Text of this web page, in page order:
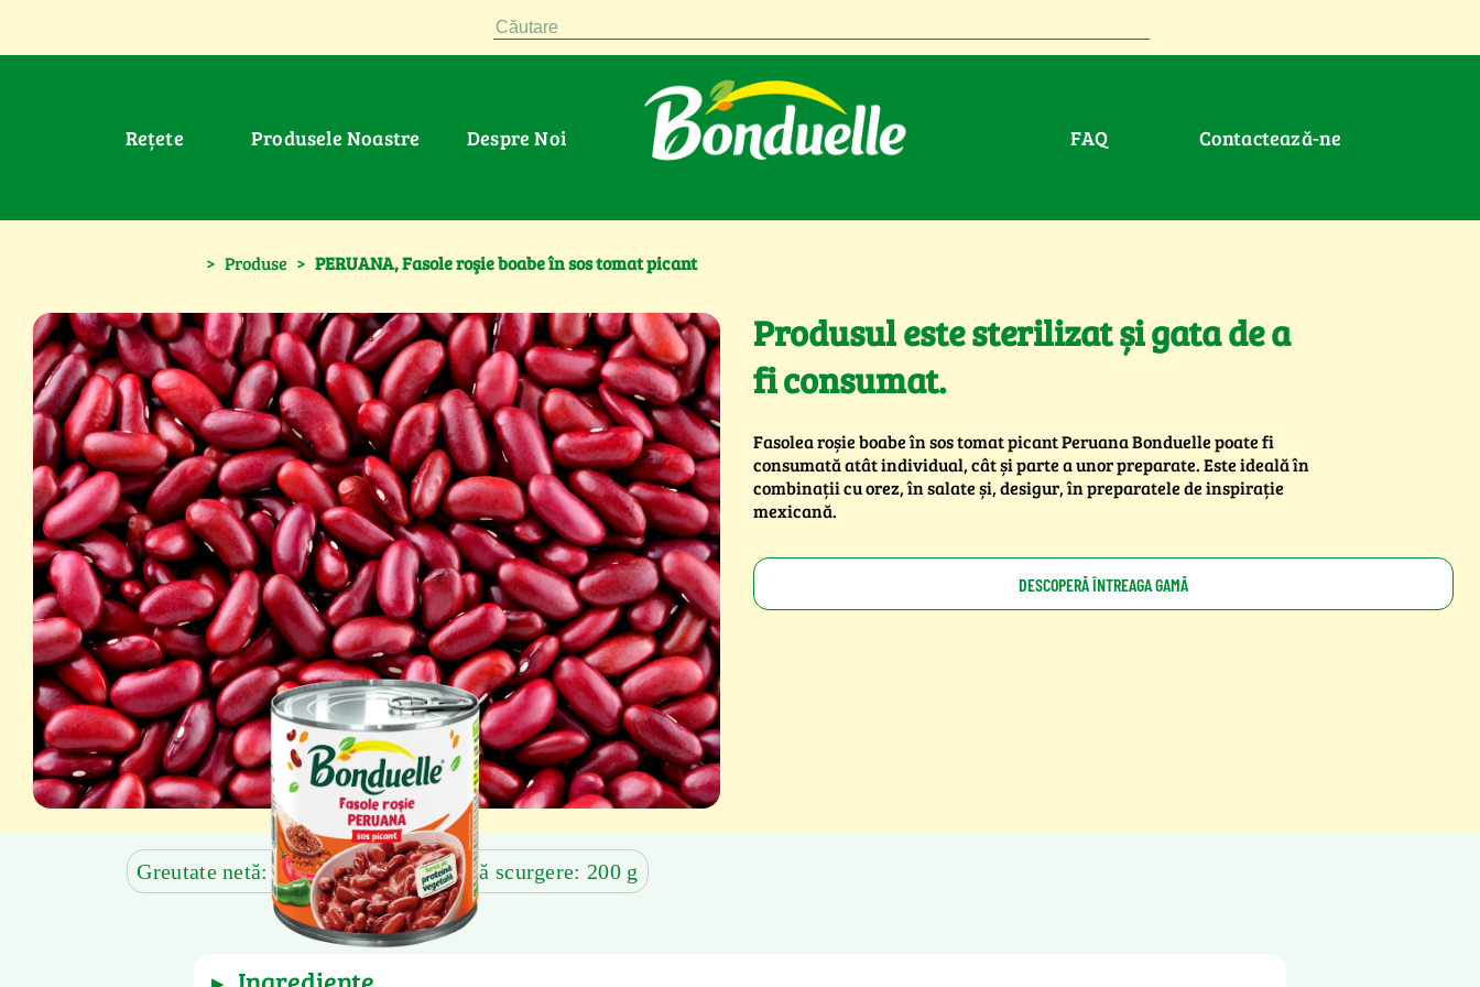
Căutare
Rețete Produsele Noastre Despre Noi FAQ Contactează-ne
> Produse > PERUANA, Fasole roşie boabe în sos tomat picant
Produsul este sterilizat și gata de a
fi consumat.
Fasolea roșie boabe în sos tomat picant Peruana Bonduelle poate fi
consumată atât individual, cât și parte a unor preparate. Este ideală în
combinații cu orez, în salate și, desigur, în preparatele de inspirație
mexicană.
DESCOPERĂ ÎNTREAGA GAMĂ
Greutate netă: 430 g Greutate după scurgere: 200 g
▶